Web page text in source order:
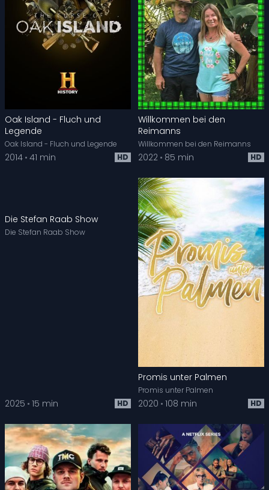
Oak Island - Fluch und
Legende
Oak Island - Fluch und Legende
2014 41 min HD
Willkommen bei den
Reimanns
Willkommen bei den Reimanns
2022 85 min HD
Die Stefan Raab Show
Die Stefan Raab Show
2025 15 min HD
Promis unter Palmen
Promis unter Palmen
2020 108 min HD